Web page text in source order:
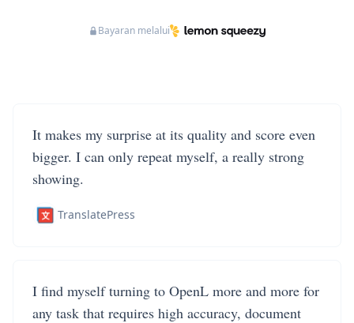
Bayaran melalui
It makes my surprise at its quality and score even
bigger. I can only repeat myself, a really strong
showing.
TranslatePress
I find myself turning to OpenL more and more for
any task that requires high accuracy, document